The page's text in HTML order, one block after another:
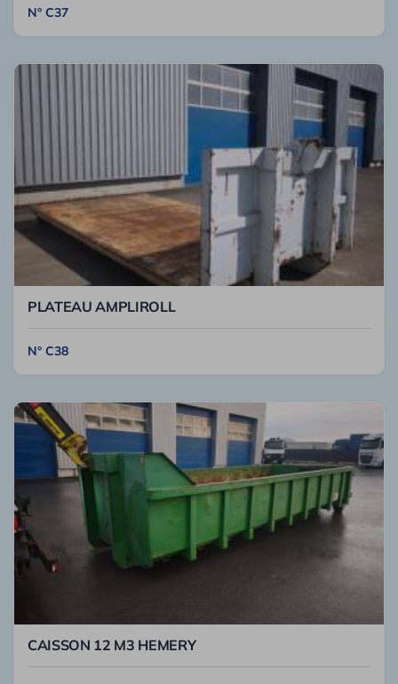
N° C37
PLATEAU AMPLIROLL
N° C38
CAISSON 12 M3 HEMERY